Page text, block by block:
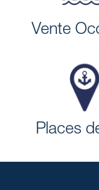
Vente
Places